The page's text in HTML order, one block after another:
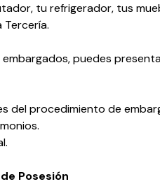
tu refrigerador, tus
puedes
del procedimiento de
Posesión